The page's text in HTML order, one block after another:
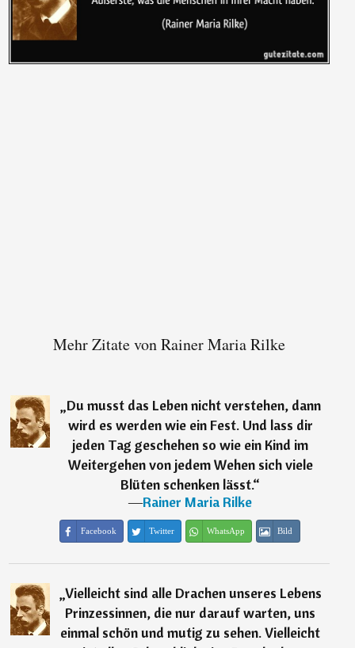
Mehr Zitate von Rainer Maria Rilke
„Du musst das Leben nicht verstehen, dann
wird es werden wie ein Fest. Und lass dir
jeden Tag geschehen so wie ein Kind im
Weitergehen von jedem Wehen sich viele
Blüten schenken lässt.“
―Rainer Maria Rilke
Facebook Twitter WhatsApp Bild
„Vielleicht sind alle Drachen unseres Lebens
Prinzessinnen, die nur darauf warten, uns
einmal schön und mutig zu sehen. Vielleicht